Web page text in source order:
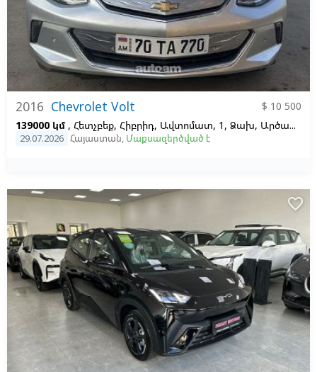
2016 Chevrolet Volt
$ 10 500
139000 կմ , Հետչբեք, Հիբրիդ, Ավտոմատ, 1, Ձախ, Արծաթագույն,
29.07.2026 Հայաստան, Մաքսազերծված է
favorite_border